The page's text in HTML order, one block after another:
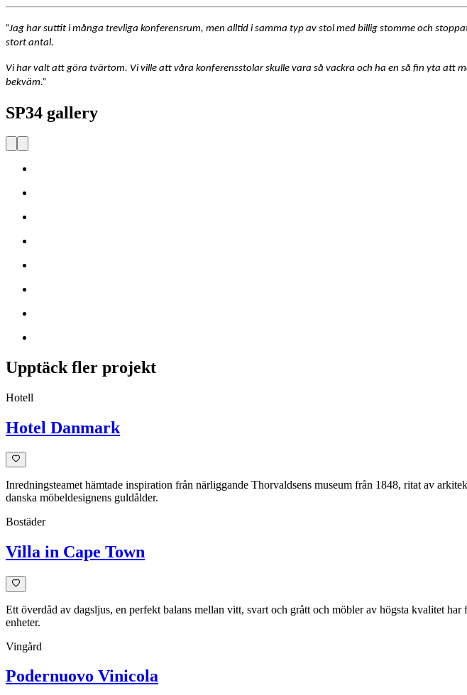
”Jag har suttit i många trevliga konferensrum, men alltid i samma typ av stol med billig stomme och
stort antal.
Vi har valt att göra tvärtom. Vi ville att våra konferensstolar skulle vara så vackra och ha en så fin yta att
bekväm.”
SP34 gallery
Upptäck fler projekt
Hotell
Hotel Danmark
Inredningsteamet hämtade inspiration från närliggande Thorvaldsens museum från 1848, ritat av
danska möbeldesignens guldålder.
Bostäder
Villa in Cape Town
Ett överdåd av dagsljus, en perfekt balans mellan vitt, svart och grått och möbler av högsta kvalitet
enheter.
Vingård
Podernuovo Vinicola